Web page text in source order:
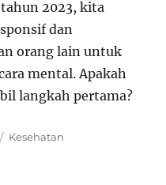
2023, kita
dan
orang lain untuk
mental. Apakah
langkah pertama?
Categories
Kesehatan